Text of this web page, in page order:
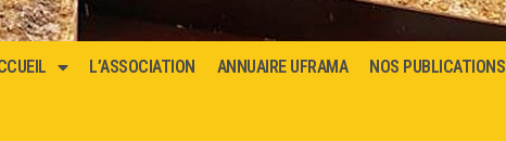
L’ASSOCIATION ANNUAIRE UFRAMA NOS PUBLICATIONS